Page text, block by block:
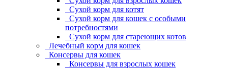
Сухой корм для котят
Сухой корм для кошек с особыми
потребностями
Сухой корм для стареющих котов
Лечебный корм для кошек
Консервы для кошек
Консервы для взрослых кошек